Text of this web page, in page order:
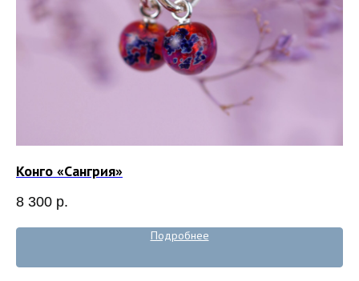
Конго «Сангрия»
8 300 р.
Подробнее